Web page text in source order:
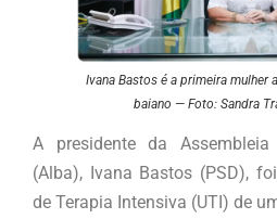
Ivana Bastos é a primeira mulher
baiano — Foto: Sandra
A presidente da
(Alba), Ivana Bastos (PSD),
de Terapia Intensiva (UTI) de